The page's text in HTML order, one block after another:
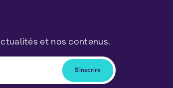
et nos contenus.